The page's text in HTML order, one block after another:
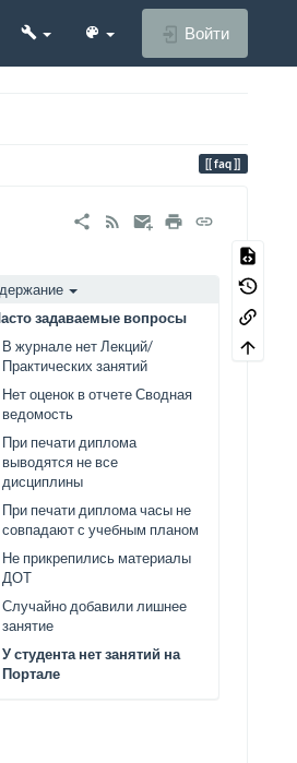
Войти
faq
задаваемые вопросы
В журнале нет Лекций/
Практических занятий
Нет оценок в отчете Сводная
ведомость
При печати диплома
выводятся не все
дисциплины
При печати диплома часы не
совпадают с учебным планом
Не прикрепились материалы
ДОТ
Случайно добавили лишнее
занятие
У студента нет занятий на
Портале